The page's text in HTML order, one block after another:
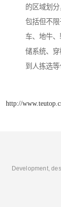
的区域划
包括但不
车、地牛
储系统、
到人拣选等
http://
Development,